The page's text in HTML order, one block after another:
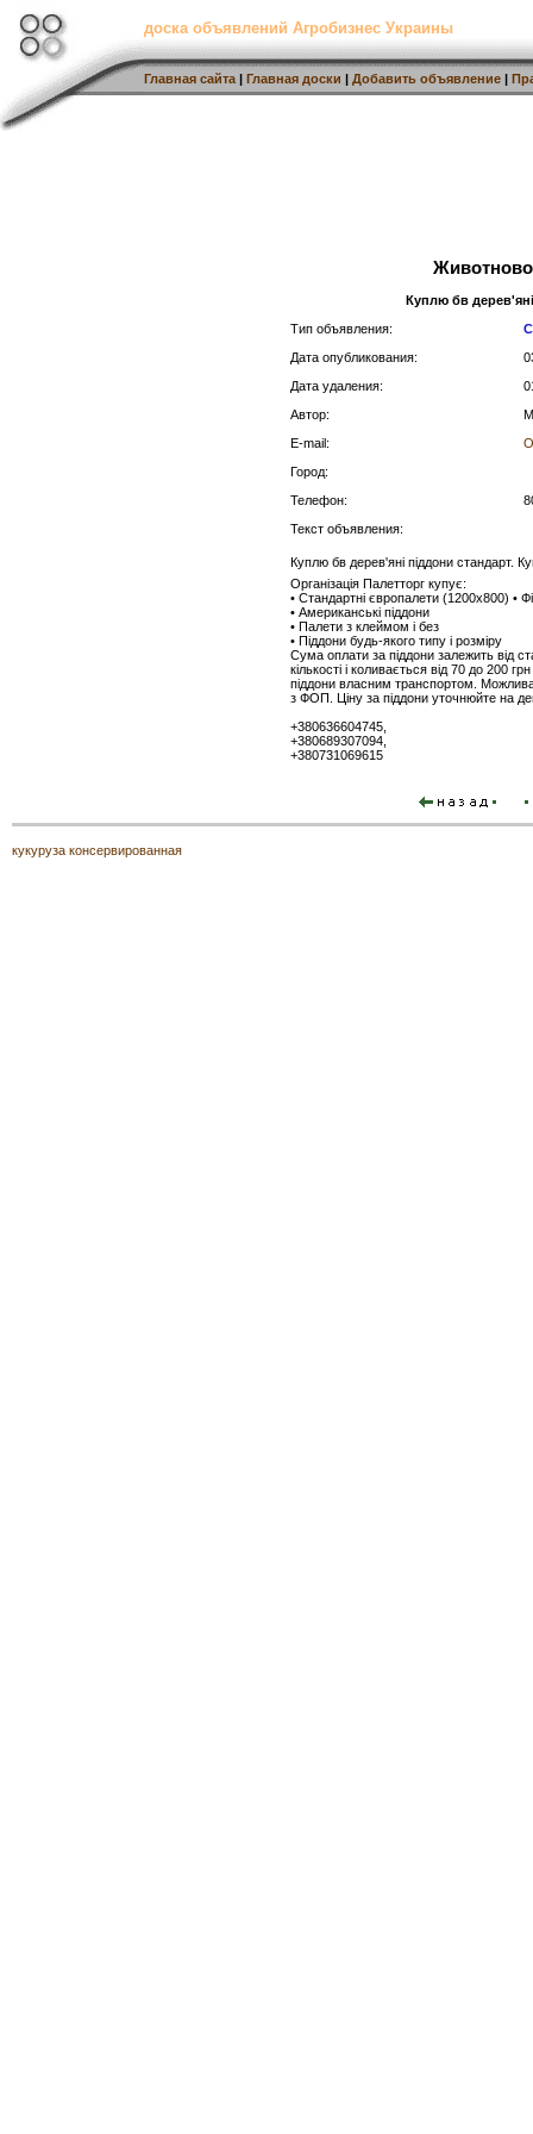
доска объявлений Агробизнес Украины
Главная сайта | Главная доски | Добавить объявление |
Куплю бв
Тип объявления:
Дата опубликования:
Дата удаления:
Автор:
E-mail:
Город:
Телефон:
Текст объявления:
Куплю бв дерев'яні піддони стандарт.
Організація Палетторг купує:
• Стандартні європалети (1200x800) •
• Американські піддони
• Палети з клеймом і без
• Піддони будь-якого типу і розміру
Сума оплати за піддони залежить від
кількості і коливається від 70 до 200
піддони власним транспортом.
з ФОП. Ціну за піддони уточнюйте на
+380636604745,
+380689307094,
+380731069615
кукуруза консервированная